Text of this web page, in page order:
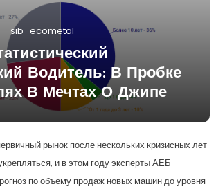
sib_ecometal
Водитель: В Пробке
В Мечтах О Джипе
рынок после нескольких кризисных лет
и в этом году эксперты АЕБ
по объему продаж новых машин до уровня